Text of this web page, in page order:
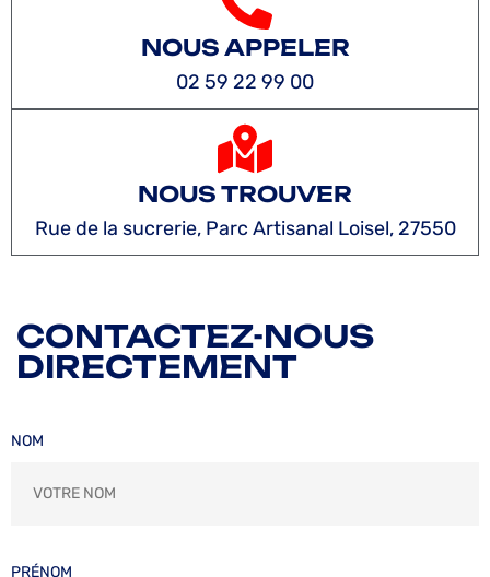
NOUS APPELER
02 59 22 99 00
NOUS TROUVER
Rue de la sucrerie, Parc Artisanal Loisel, 27550
CONTACTEZ-NOUS
DIRECTEMENT
NOM
PRÉNOM